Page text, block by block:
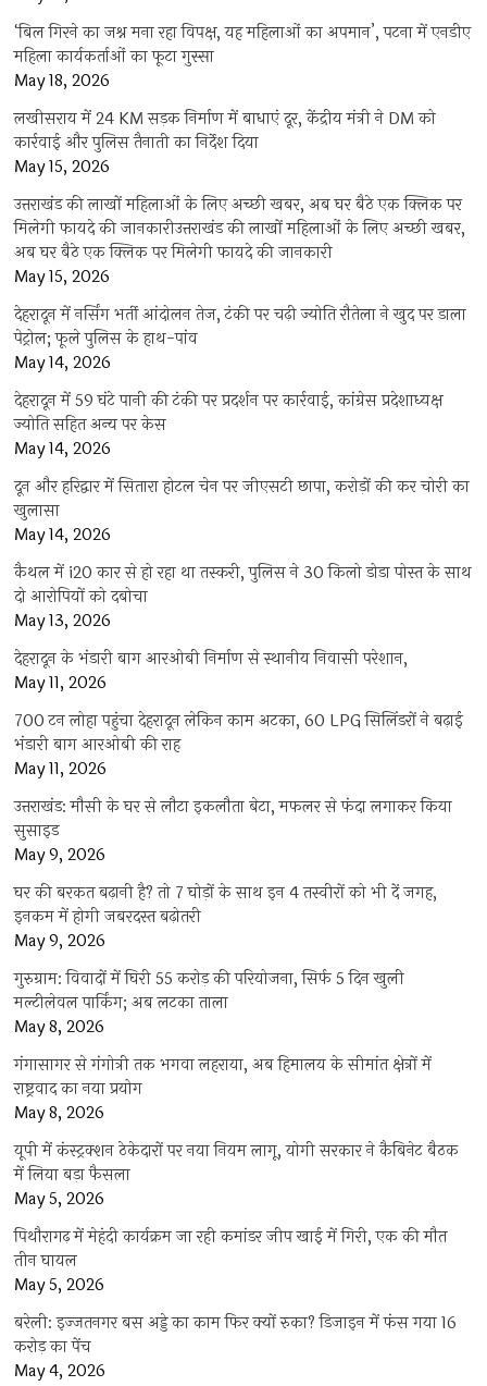
‘बिल गिरने का जश्न मना रहा विपक्ष, यह महिलाओं का अपमान’, पटना में एनडीए
महिला कार्यकर्ताओं का फूटा गुस्सा
May 18, 2026
लखीसराय में 24 KM सड़क निर्माण में बाधाएं दूर, केंद्रीय मंत्री ने DM को
कार्रवाई और पुलिस तैनाती का निर्देश दिया
May 15, 2026
उत्तराखंड की लाखों महिलाओं के लिए अच्छी खबर, अब घर बैठे एक क्लिक पर
मिलेगी फायदे की जानकारीउत्तराखंड की लाखों महिलाओं के लिए अच्छी खबर,
अब घर बैठे एक क्लिक पर मिलेगी फायदे की जानकारी
May 15, 2026
देहरादून में नर्सिंग भर्ती आंदोलन तेज, टंकी पर चढ़ी ज्योति रौतेला ने खुद पर डाला
पेट्रोल; फूले पुलिस के हाथ-पांव
May 14, 2026
देहरादून में 59 घंटे पानी की टंकी पर प्रदर्शन पर कार्रवाई, कांग्रेस प्रदेशाध्यक्ष
ज्योति सहित अन्य पर केस
May 14, 2026
दून और हरिद्वार में सितारा होटल चेन पर जीएसटी छापा, करोड़ों की कर चोरी का
खुलासा
May 14, 2026
कैथल में i20 कार से हो रहा था तस्करी, पुलिस ने 30 किलो डोडा पोस्त के साथ
दो आरोपियों को दबोचा
May 13, 2026
देहरादून के भंडारी बाग आरओबी निर्माण से स्थानीय निवासी परेशान,
May 11, 2026
700 टन लोहा पहुंचा देहरादून लेकिन काम अटका, 60 LPG सिलिंडरों ने बढ़ाई
भंडारी बाग आरओबी की राह
May 11, 2026
उत्तराखंड: मौसी के घर से लौटा इकलौता बेटा, मफलर से फंदा लगाकर किया
सुसाइड
May 9, 2026
घर की बरकत बढ़ानी है? तो 7 घोड़ों के साथ इन 4 तस्वीरों को भी दें जगह,
इनकम में होगी जबरदस्त बढ़ोतरी
May 9, 2026
गुरुग्राम: विवादों में घिरी 55 करोड़ की परियोजना, सिर्फ 5 दिन खुली
मल्टीलेवल पार्किंग; अब लटका ताला
May 8, 2026
गंगासागर से गंगोत्री तक भगवा लहराया, अब हिमालय के सीमांत क्षेत्रों में
राष्ट्रवाद का नया प्रयोग
May 8, 2026
यूपी में कंस्ट्रक्शन ठेकेदारों पर नया नियम लागू, योगी सरकार ने कैबिनेट बैठक
में लिया बड़ा फैसला
May 5, 2026
पिथौरागढ़ में मेहंदी कार्यक्रम जा रही कमांडर जीप खाई में गिरी, एक की मौत
तीन घायल
May 5, 2026
बरेली: इज्जतनगर बस अड्डे का काम फिर क्यों रुका? डिजाइन में फंस गया 16
करोड़ का पेंच
May 4, 2026